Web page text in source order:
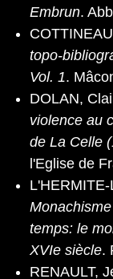
Embrun.
topo-
Vol. 1.
DOLAN,
violence au
de La Celle
l'Eglise de
temps: le
XVIe siècle.
RENAULT,